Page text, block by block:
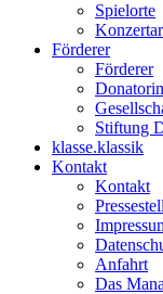
Spielorte
Förderer
Förderer
Stiftung
klasse.klassik
Kontakt
Kontakt
Anfahrt
Das